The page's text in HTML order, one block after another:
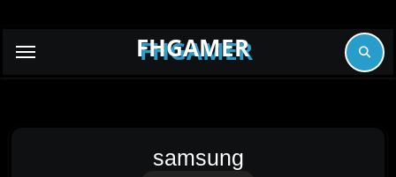
FHGAMER
samsung